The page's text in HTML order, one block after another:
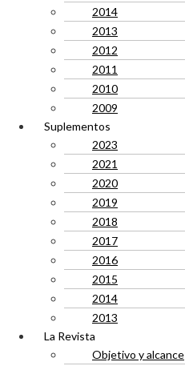
2014
2013
2012
2011
2010
2009
Suplementos
2023
2021
2020
2019
2018
2017
2016
2015
2014
2013
La Revista
Objetivo y alcance